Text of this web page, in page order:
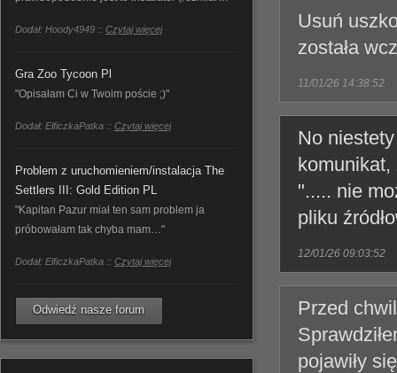
Dodał: Hoody4949 :: Czytaj więcej
Gra Zoo Tycoon Pl
"Opisałam Ci w Twoim poście ;)"
Dodał: ElficzkaPatka :: Czytaj więcej
Problem z uruchomieniem/instalacja The
Settlers III: Gold Edition PL
"Kapitan Pazur miał ten sam problem ja
próbowałam tak chyba mam…"
Dodał: ElficzkaPatka :: Czytaj więcej
Odwiedź nasze forum
Usuń
została
11/01/26 14:38:52
No
komunikat,
"..... nie
pliku
12/01/26 09:03:52
Przed
pojawiły